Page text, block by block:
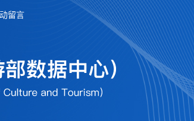
留言